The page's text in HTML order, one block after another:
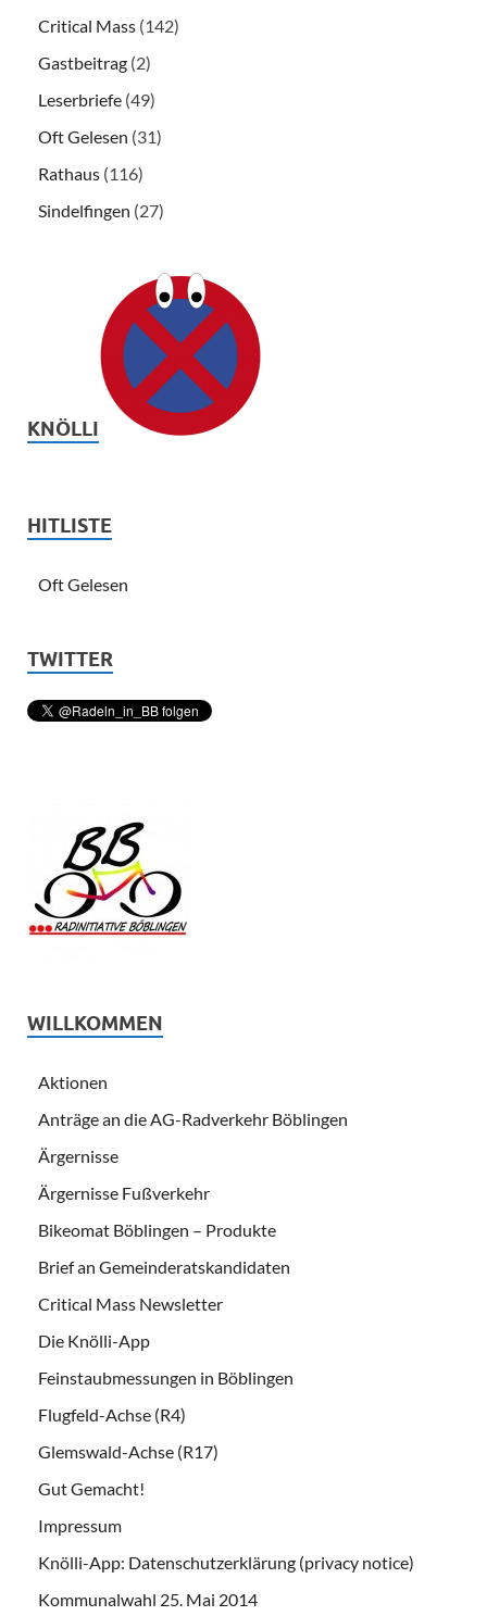
Critical Mass (142)
Gastbeitrag (2)
Leserbriefe (49)
Oft Gelesen (31)
Rathaus (116)
Sindelfingen (27)
KNÖLLI
HITLISTE
Oft Gelesen
TWITTER
WILLKOMMEN
Aktionen
Anträge an die AG-Radverkehr Böblingen
Ärgernisse
Ärgernisse Fußverkehr
Bikeomat Böblingen – Produkte
Brief an Gemeinderatskandidaten
Critical Mass Newsletter
Die Knölli-App
Feinstaubmessungen in Böblingen
Flugfeld-Achse (R4)
Glemswald-Achse (R17)
Gut Gemacht!
Impressum
Knölli-App: Datenschutzerklärung (privacy notice)
Kommunalwahl 25. Mai 2014